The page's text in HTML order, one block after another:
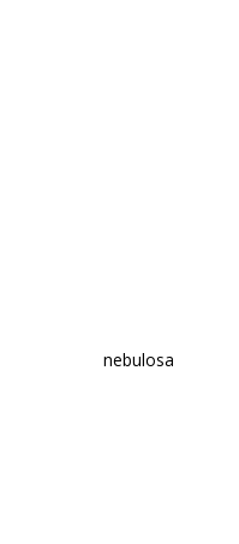
nebulosa